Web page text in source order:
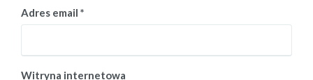
Adres email *
Witryna internetowa